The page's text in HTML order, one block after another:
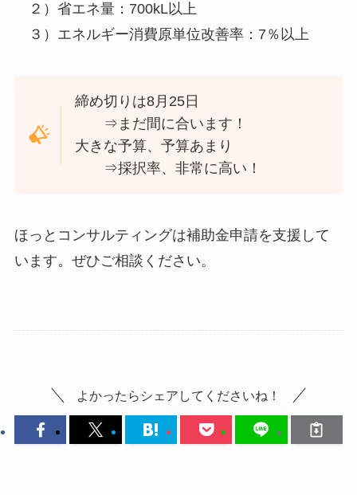
２）省エネ量：700kL以上
３）エネルギー消費原単位改善率：7％以上
締め切りは8月25日
⇒まだ間に合います！
大きな予算、予算あまり
⇒採択率、非常に高い！
ほっとコンサルティングは補助金申請を支援して
います。ぜひご相談ください。
よかったらシェアしてくださいね！